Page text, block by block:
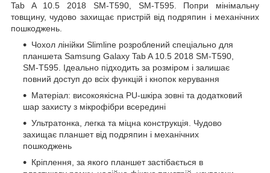
Tab A 10.5 2018 SM-T590, SM-T595. Попри мінімальну
товщину, чудово захищає пристрій від подряпин і механічних
пошкоджень.
Чохол лінійки Slimline розроблений спеціально для
планшета Samsung Galaxy Tab A 10.5 2018 SM-T590,
SM-T595. Ідеально підходить за розміром і залишає
повний доступ до всіх функцій і кнопок керування
Матеріал: високоякісна PU-шкіра зовні та додатковий
шар захисту з мікрофібри всередині
Ультратонка, легка та міцна конструкція. Чудово
захищає планшет від подряпин і механічних
пошкоджень
Кріплення, за якого планшет застібається в